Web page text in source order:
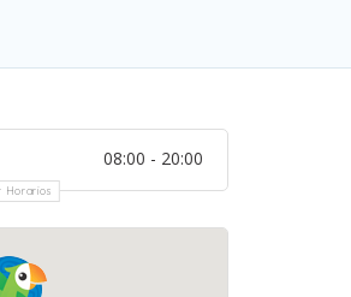
08:00 - 20:00
Horarios